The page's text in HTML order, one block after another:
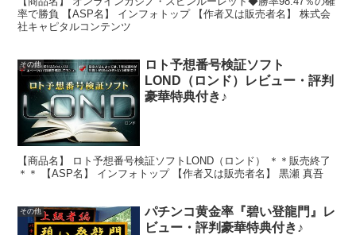
率で勝負 【ASP名】 インフォトップ 【作者又は販売者名】 株式会
社キャピタルコンテンツ
その他
ロト予想番号検証ソフト
LOND（ロンド）レビュー・評判
豪華特典付き♪
【商品名】 ロト予想番号検証ソフトLOND（ロンド） ＊＊販売終了
＊＊ 【ASP名】 インフォトップ 【作者又は販売者名】 黒瀬 真吾
その他
パチンコ黄金率『碧い登龍門』レ
ビュー・評判豪華特典付き♪